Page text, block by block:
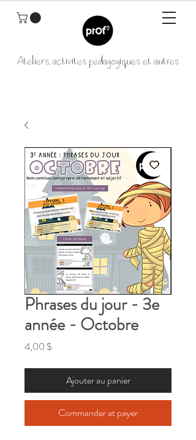
Ateliers, activités pédagogiques et autres
Phrases du jour - 3e
année - Octobre
4,00 $
Ajouter au panier
Commander et payer